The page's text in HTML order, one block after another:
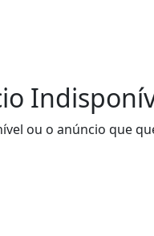
ou o anúncio que